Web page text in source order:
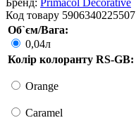
Код товару 5906340225507
Об`єм/Вага:
0,04л
Колір колоранту RS-GB:
Orange
Caramel